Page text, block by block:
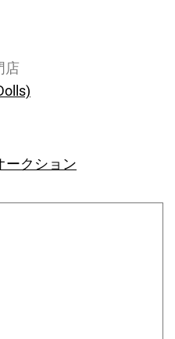
店
ークション